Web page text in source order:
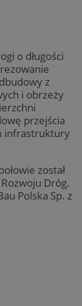
o długości
z
i obrzeży
przejścia
infrastruktury
został
Dróg.
Polska Sp. z